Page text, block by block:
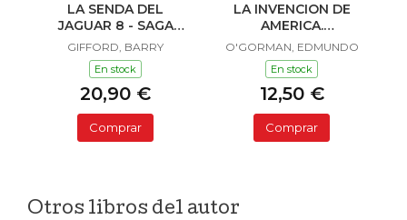
LA SENDA DEL
JAGUAR 8 - SAGA
SAILOR Y LULA
GIFFORD, BARRY
En stock
20,90 €
Comprar
LA INVENCION DE
AMERICA.
INVESTIGACION
ACERCA DE L
O'GORMAN, EDMUNDO
En stock
12,50 €
Comprar
Otros libros del autor